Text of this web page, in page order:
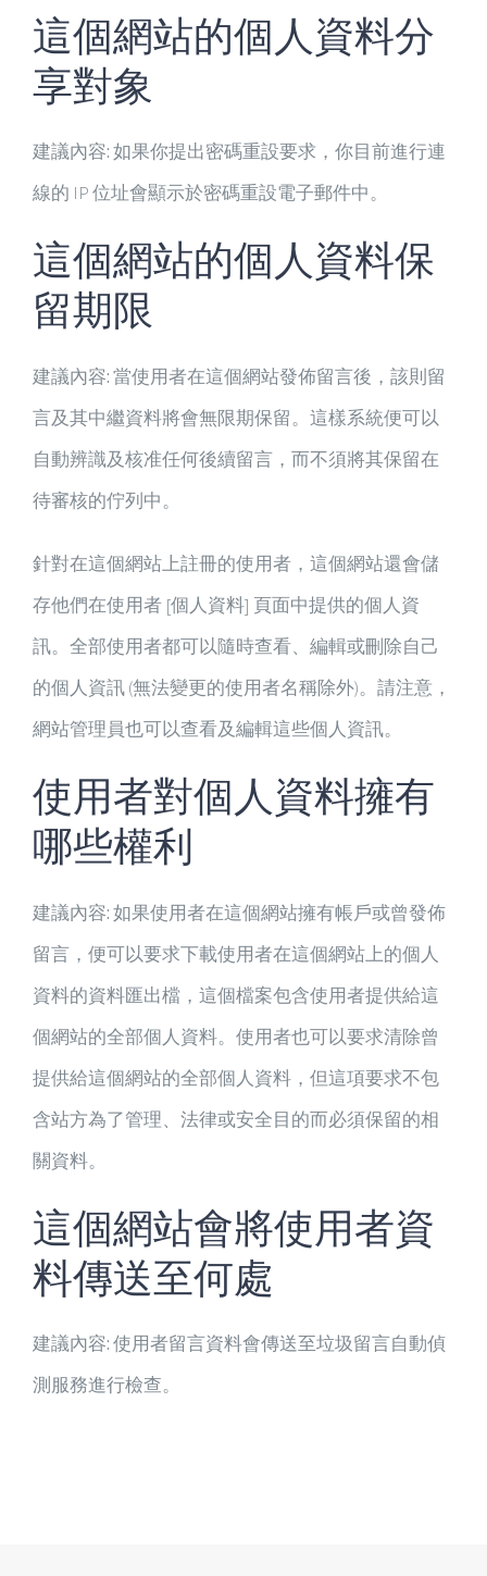
這個網站的個人資料分
享對象
建議內容:如果你提出密碼重設要求，你目前進行連
線的 IP 位址會顯示於密碼重設電子郵件中。
這個網站的個人資料保
留期限
建議內容:當使用者在這個網站發佈留言後，該則留
言及其中繼資料將會無限期保留。這樣系統便可以
自動辨識及核准任何後續留言，而不須將其保留在
待審核的佇列中。
針對在這個網站上註冊的使用者，這個網站還會儲
存他們在使用者 [個人資料] 頁面中提供的個人資
訊。全部使用者都可以隨時查看、編輯或刪除自己
的個人資訊 (無法變更的使用者名稱除外)。請注意，
網站管理員也可以查看及編輯這些個人資訊。
使用者對個人資料擁有
哪些權利
建議內容:如果使用者在這個網站擁有帳戶或曾發佈
留言，便可以要求下載使用者在這個網站上的個人
資料的資料匯出檔，這個檔案包含使用者提供給這
個網站的全部個人資料。使用者也可以要求清除曾
提供給這個網站的全部個人資料，但這項要求不包
含站方為了管理、法律或安全目的而必須保留的相
關資料。
這個網站會將使用者資
料傳送至何處
建議內容:使用者留言資料會傳送至垃圾留言自動偵
測服務進行檢查。